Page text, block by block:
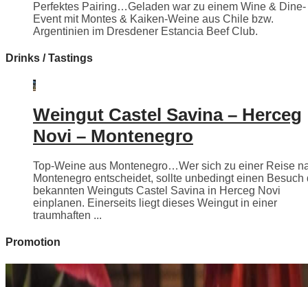
Perfektes Pairing…Geladen war zu einem Wine & Dine-
Event mit Montes & Kaiken-Weine aus Chile bzw.
Argentinien im Dresdener Estancia Beef Club.
Drinks / Tastings
Weingut Castel Savina – Herceg
Novi – Montenegro
Top-Weine aus Montenegro…Wer sich zu einer Reise
Montenegro entscheidet, sollte unbedingt einen Besuch
bekannten Weinguts Castel Savina in Herceg Novi
einplanen. Einerseits liegt dieses Weingut in einer
traumhaften ...
Promotion